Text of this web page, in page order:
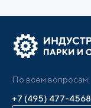
По всем вопросам:
+7 (495) 477-4568